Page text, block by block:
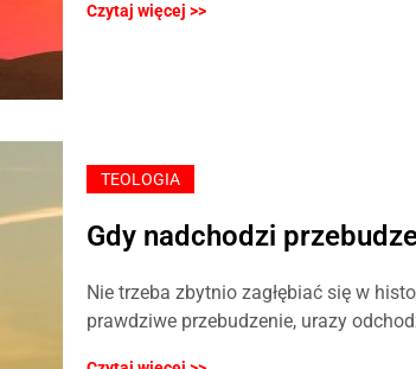
Czytaj więcej >>
TEOLOGIA
Gdy nadchodzi
Nie trzeba zbytnio zagłębiać się w
prawdziwe przebudzenie, urazy